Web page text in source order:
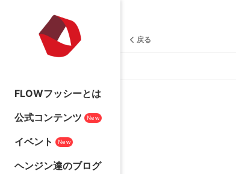
FLOWフッシーとは
公式コンテンツ
New
イベント New
ヘンジン達のブログ
戻る